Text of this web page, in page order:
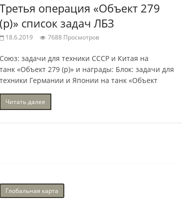
Третья операция «Объект 279
(р)» список задач ЛБЗ
18.6.2019 7688 Просмотров
Союз: задачи для техники СССР и Китая на
танк «Объект 279 (р)» и награды: Блок: задачи для
техники Германии и Японии на танк «Объект
Читать далее
Глобальная карта